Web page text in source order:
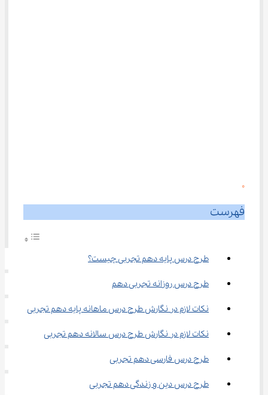
0
فهرست
طرح درس پایه دهم تجربی چیست؟
طرح درس روزانه تجربی دهم
نکات لازم در نگارش طرح درس ماهانه پایه دهم تجربی
نکات لازم در نگارش طرح درس سالانه دهم تجربی
طرح درس فارسی دهم تجربی
طرح درس دین و زندگی دهم تجربی